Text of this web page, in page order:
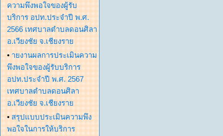
ความพึงพอใจของผู้รับ
บริการ อปท.ประจำปี พ.ศ.
2566 เทศบาลตำบลดอนศิลา
อ.เวียงชัย จ.เชียงราย
• ายงานผลการประเมินความ
พึงพอใจของผู้รับบริการ
อปท.ประจำปี พ.ศ. 2567
เทศบาลตำบลดอนศิลา
อ.เวียงชัย จ.เชียงราย
• สรุปแบบประเมินความพึง
พอใจในการให้บริการ